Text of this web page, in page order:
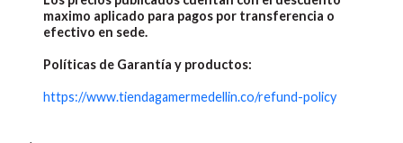
maximo aplicado para pagos por transferencia o
efectivo en sede.
Políticas de Garantía y productos:
https://www.tiendagamermedellin.co/refund-policy